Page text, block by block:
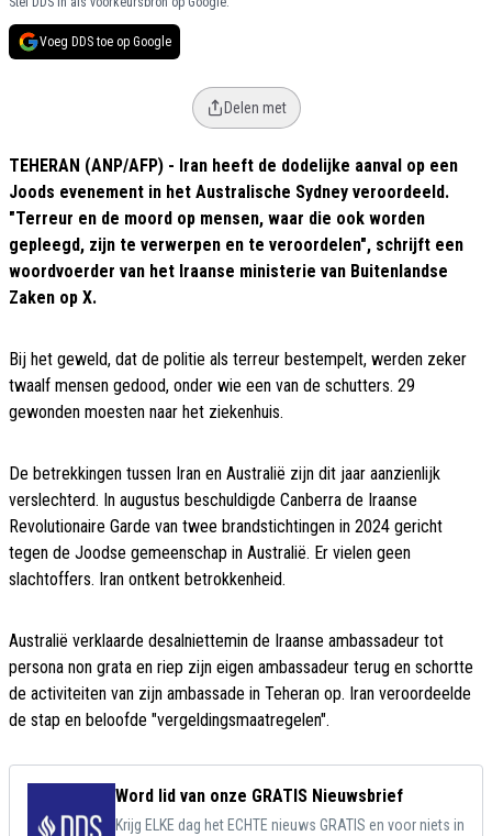
Voeg DDS toe op Google
Delen met
TEHERAN (ANP/AFP) - Iran heeft de dodelijke aanval op een
Joods evenement in het Australische Sydney veroordeeld.
"Terreur en de moord op mensen, waar die ook worden
gepleegd, zijn te verwerpen en te veroordelen", schrijft een
woordvoerder van het Iraanse ministerie van Buitenlandse
Zaken op X.
Bij het geweld, dat de politie als terreur bestempelt, werden zeker
twaalf mensen gedood, onder wie een van de schutters. 29
gewonden moesten naar het ziekenhuis.
De betrekkingen tussen Iran en Australië zijn dit jaar aanzienlijk
verslechterd. In augustus beschuldigde Canberra de Iraanse
Revolutionaire Garde van twee brandstichtingen in 2024 gericht
tegen de Joodse gemeenschap in Australië. Er vielen geen
slachtoffers. Iran ontkent betrokkenheid.
Australië verklaarde desalniettemin de Iraanse ambassadeur tot
persona non grata en riep zijn eigen ambassadeur terug en schortte
de activiteiten van zijn ambassade in Teheran op. Iran veroordeelde
de stap en beloofde "vergeldingsmaatregelen".
Word lid van onze GRATIS Nieuwsbrief
Krijg ELKE dag het ECHTE nieuws GRATIS en voor niets in